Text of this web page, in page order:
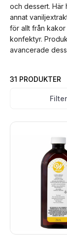
och dessert. Här
annat
för allt från
konfektyr.
avancerade
31 PRODUKTER
Filter